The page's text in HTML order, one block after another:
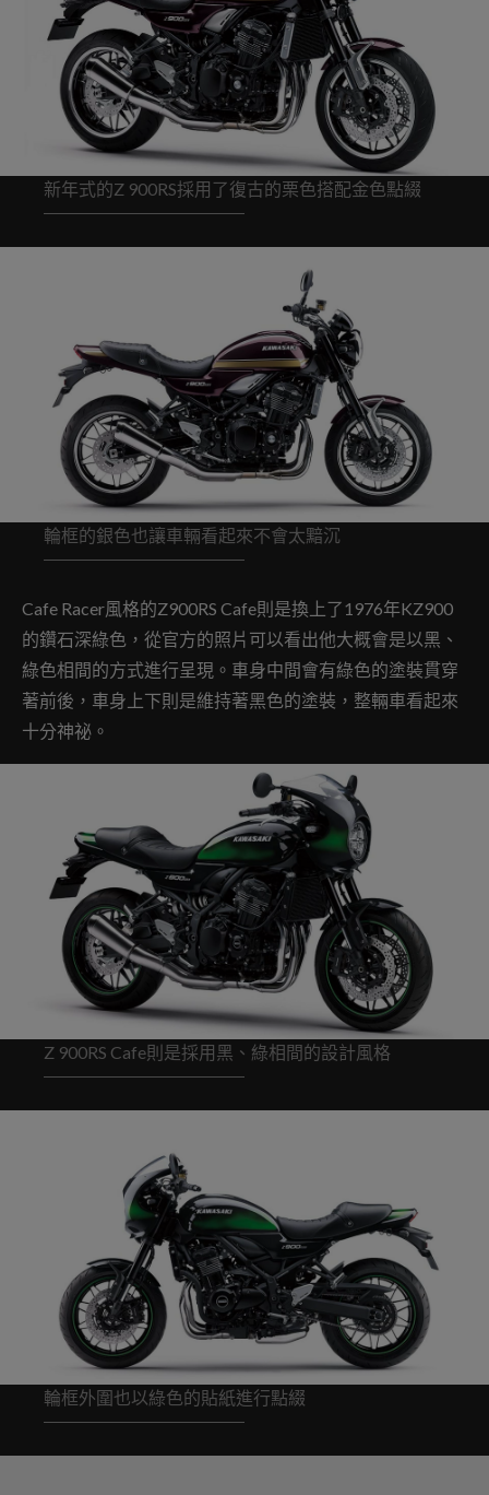
新年式的Z 900RS採用了復古的栗色搭配金色點綴
輪框的銀色也讓車輛看起來不會太黯沉
Cafe Racer風格的Z900RS Cafe則是換上了1976年KZ900
的鑽石深綠色，從官方的照片可以看出他大概會是以黑、
綠色相間的方式進行呈現。車身中間會有綠色的塗裝貫穿
著前後，車身上下則是維持著黑色的塗裝，整輛車看起來
十分神祕。
Z 900RS Cafe則是採用黑、綠相間的設計風格
輪框外圍也以綠色的貼紙進行點綴